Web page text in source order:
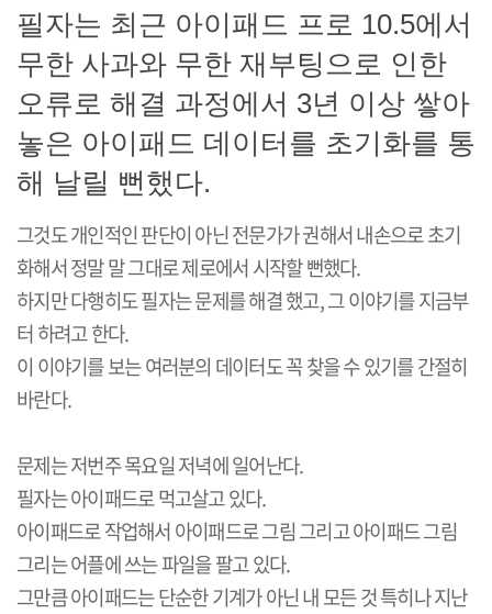
필자는 최근 아이패드 프로 10.5에서
무한 사과와 무한 재부팅으로 인한
오류로 해결 과정에서 3년 이상 쌓아
놓은 아이패드 데이터를 초기화를 통
해 날릴 뻔했다.
그것도 개인적인 판단이 아닌 전문가가 권해서 내손으로 초기
화해서 정말 말 그대로 제로에서 시작할 뻔했다.
하지만 다행히도 필자는 문제를 해결 했고, 그 이야기를 지금부
터 하려고 한다.
이 이야기를 보는 여러분의 데이터도 꼭 찾을 수 있기를 간절히
바란다.
문제는 저번주 목요일 저녁에 일어난다.
필자는 아이패드로 먹고살고 있다.
아이패드로 작업해서 아이패드로 그림 그리고 아이패드 그림
그리는 어플에 쓰는 파일을 팔고 있다.
그만큼 아이패드는 단순한 기계가 아닌 내 모든 것 특히나 지난